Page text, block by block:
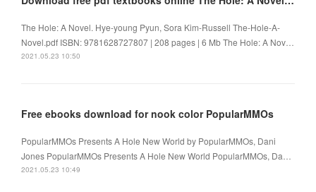
The Hole: A Novel. Hye-young Pyun, Sora Kim-Russell The-Hole-A-
Novel.pdf ISBN: 9781628727807 | 208 pages | 6 Mb The Hole: A Nov…
2021.05.23 10:50
Free ebooks download for nook color PopularMMOs
PopularMMOs Presents A Hole New World by PopularMMOs, Dani
Jones PopularMMOs Presents A Hole New World PopularMMOs, Da…
2021.05.23 10:49